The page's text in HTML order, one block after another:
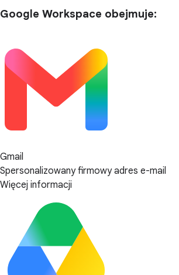
Google Workspace obejmuje:
Gmail
Spersonalizowany firmowy adres e-mail
Więcej informacji